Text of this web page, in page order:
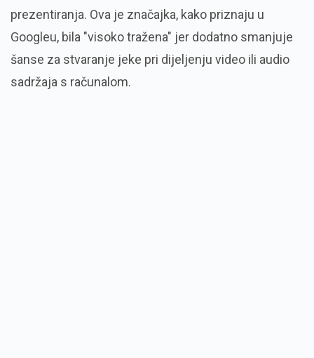
prezentiranja. Ova je značajka, kako priznaju u
Googleu, bila "visoko tražena" jer dodatno smanjuje
šanse za stvaranje jeke pri dijeljenju video ili audio
sadržaja s računalom.